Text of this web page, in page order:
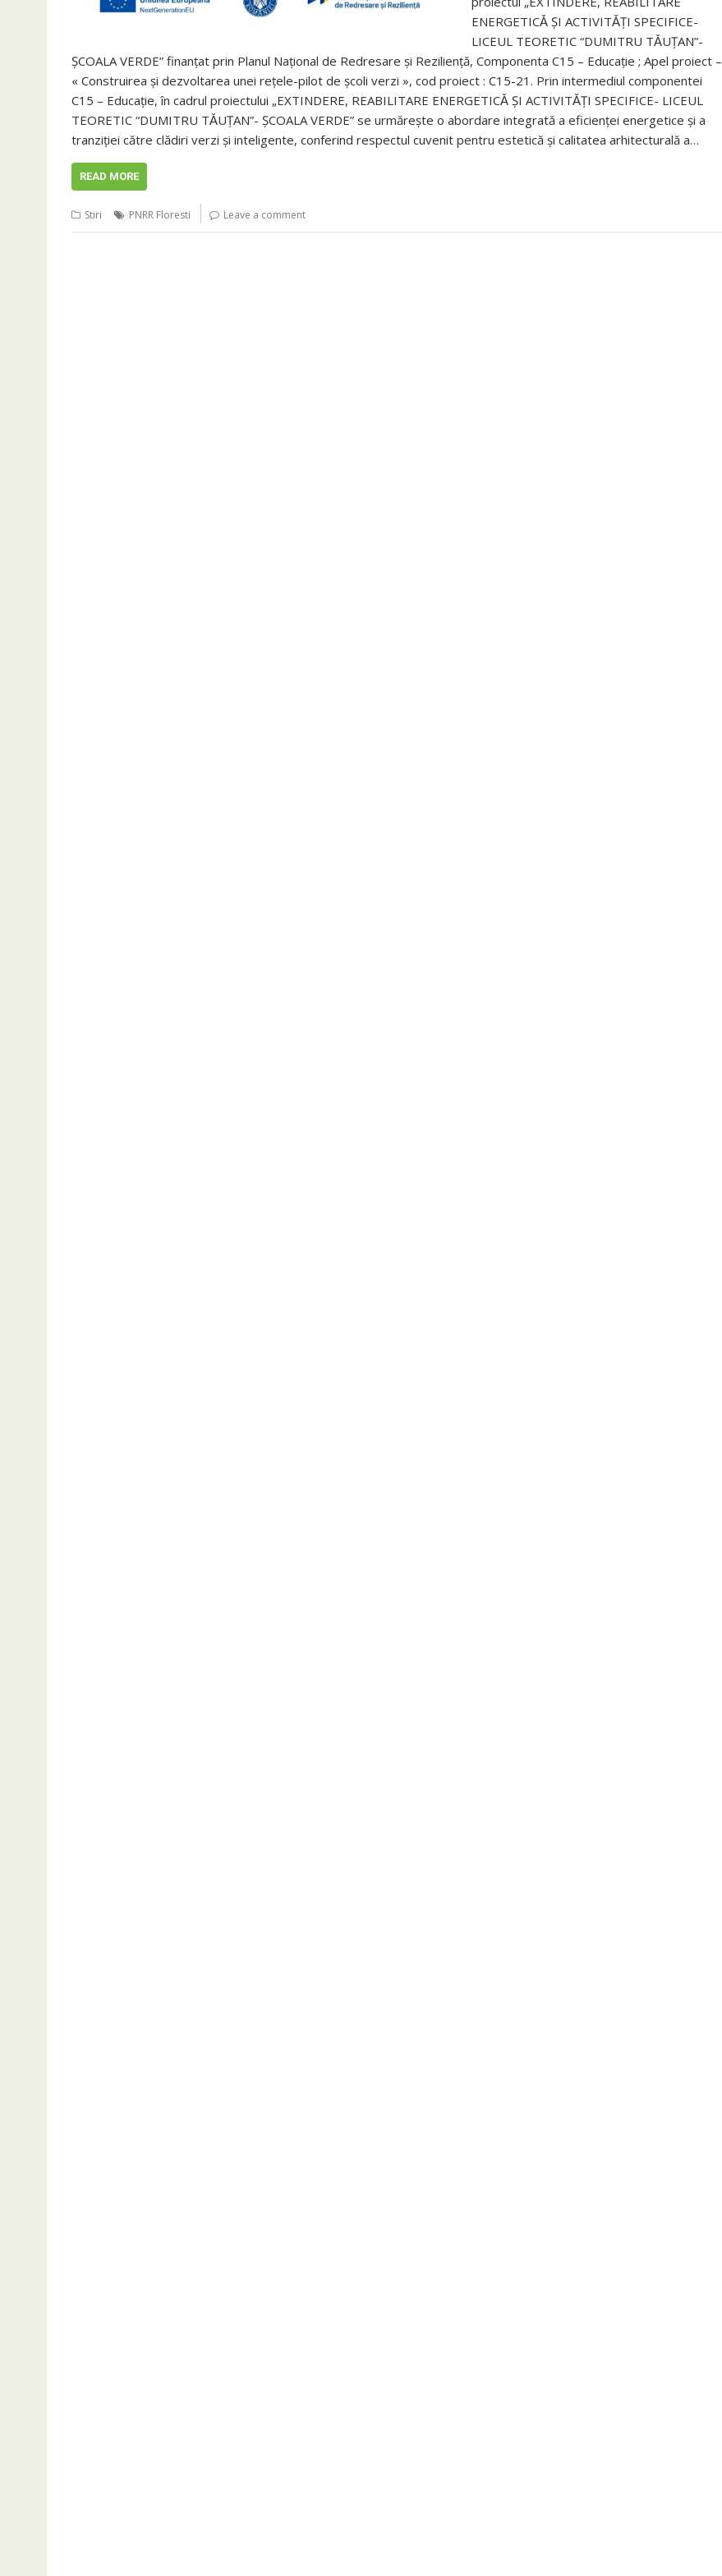
ENERGETICǍ ȘI ACTIVITǍȚI SPECIFICE-
LICEUL TEORETIC “DUMITRU TǍUȚAN”-
ȘCOALA VERDE” finanţat prin Planul Naţional de Redresare şi Rezilienţă, Componenta C15 – Educație ; Apel proiect –
« Construirea și dezvoltarea unei rețele-pilot de școli verzi », cod proiect : C15-21. Prin intermediul componentei
C15 – Educație, în cadrul proiectului „EXTINDERE, REABILITARE ENERGETICǍ ȘI ACTIVITǍȚI SPECIFICE- LICEUL
TEORETIC “DUMITRU TǍUȚAN”- ȘCOALA VERDE” se urmărește o abordare integrată a eficienței energetice și a
tranziției către clădiri verzi și inteligente, conferind respectul cuvenit pentru estetică şi calitatea arhitecturală a…
READ MORE
Stiri PNRR Floresti Leave a comment